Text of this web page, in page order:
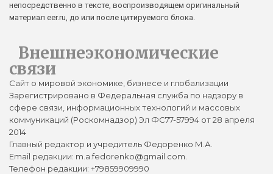
непосредственно в тексте, воспроизводящем оригинальный
материал eer.ru, до или после цитируемого блока.
Внешнеэкономические
связи
Сайт о мировой экономике, бизнесе и глобализации
Зарегистрировано в Федеральная служба по надзору в
сфере связи, информационных технологий и массовых
коммуникаций (Роскомнадзор) Эл ФС77-57994 от 28 апреля
2014
Главный редактор и учредитель Федоренко М.А.
Email редакции: m.a.fedorenko@gmail.com.
Телефон редакции: +79859909990